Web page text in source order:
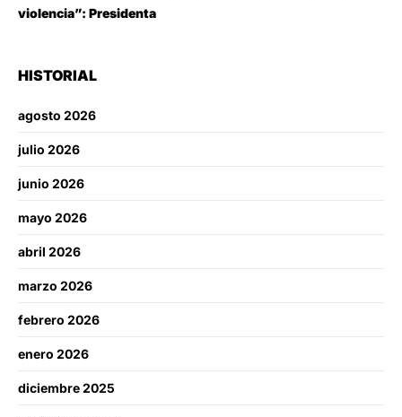
violencia”: Presidenta
HISTORIAL
agosto 2026
julio 2026
junio 2026
mayo 2026
abril 2026
marzo 2026
febrero 2026
enero 2026
diciembre 2025